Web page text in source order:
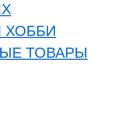
ХОББИ
ТОВАРЫ